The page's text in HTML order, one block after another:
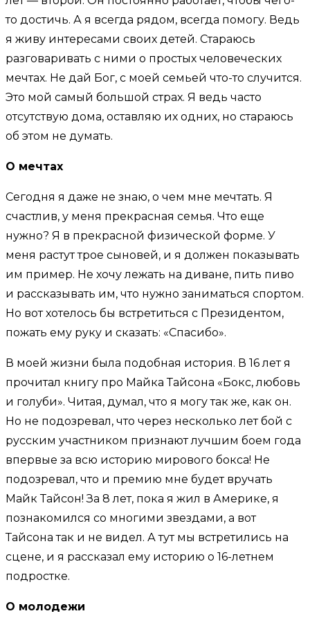
то достичь. А я всегда рядом, всегда помогу. Ведь
я живу интересами своих детей. Стараюсь
разговаривать с ними о простых человеческих
мечтах. Не дай Бог, с моей семьей что-то случится.
Это мой самый большой страх. Я ведь часто
отсутствую дома, оставляю их одних, но стараюсь
об этом не думать.
О мечтах
Сегодня я даже не знаю, о чем мне мечтать. Я
счастлив, у меня прекрасная семья. Что еще
нужно? Я в прекрасной физической форме. У
меня растут трое сыновей, и я должен показывать
им пример. Не хочу лежать на диване, пить пиво
и рассказывать им, что нужно заниматься спортом.
Но вот хотелось бы встретиться с Президентом,
пожать ему руку и сказать: «Спасибо».
В моей жизни была подобная история. В 16 лет я
прочитал книгу про Майка Тайсона «Бокс, любовь
и голуби». Читая, думал, что я могу так же, как он.
Но не подозревал, что через несколько лет бой с
русским участником признают лучшим боем года
впервые за всю историю мирового бокса! Не
подозревал, что и премию мне будет вручать
Майк Тайсон! За 8 лет, пока я жил в Америке, я
познакомился со многими звездами, а вот
Тайсона так и не видел. А тут мы встретились на
сцене, и я рассказал ему историю о 16-летнем
подростке.
О молодежи